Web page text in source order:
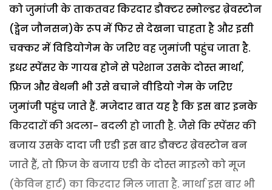
को जुमांजी के ताकतवर किरदार डौक्टर स्मोल्डर ब्रेवस्टोन
(ड्वेन जौनसन)के रूप में फिर से देखना चाहता है और इसी
चक्कर में विडियोगेम के जरिए वह जुमांजी पहुंच जाता है.
इधर स्पेंसर के गायब होने से परेशान उसके दोस्त मार्था,
फ्रिज और बेथनी भी उसे बचाने वीडियो गेम के जरिए
जुमांजी पहुंच जाते हैं. मजेदार बात यह है कि इस बार इनके
किरदारों की अदला- बदली हो जाती है. जैसे कि स्पेंसर की
बजाय उसके दादा जी एडी इस बार डौक्टर ब्रेवस्टोन बन
जाते हैं, तो फ्रिज के बजाय एडी के दोस्त माइलो को मूज
(केविन हार्ट) का किरदार मिल जाता है. मार्था इस बार भी